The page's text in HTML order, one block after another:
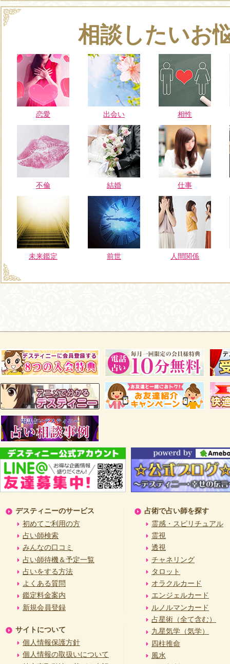
相談したいお
恋愛 出会い 相性
不倫 結婚 仕事
未来鑑定 前世 人間関係
デスティニーのサービス
初めてご利用の方
占い師検索
みんなの口コミ
占い師待機＆予定一覧
占いをする方法
よくある質問
鑑定料金案内
新規会員登録
サイトについて
個人情報保護方針
個人情報の取扱いについて
占術で占い師を探す
霊感・スピリチュアル
霊視
透視
チャネリング
タロット
オラクルカード
エンジェルカード
ルノルマンカード
占星術（全て含む）
九星気学（気学）
四柱推命
風水